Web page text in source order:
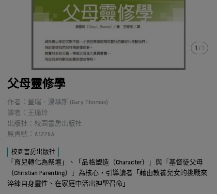
1 /1
父母靈修學
作者：蓋瑞．湯瑪斯 (Gary Thomas)
譯者：王瑜玲
出版社：校園書房出版社
原書號：A1226A
校園書房出版社
「育兒轉化為祭壇」、「品格塑造（Character）」與「基督徒父母
（Christian Parenting）」為核心，引導讀者「藉由教養兒女的挑戰來
淬鍊自身靈性、在家庭中活出神聖召命」